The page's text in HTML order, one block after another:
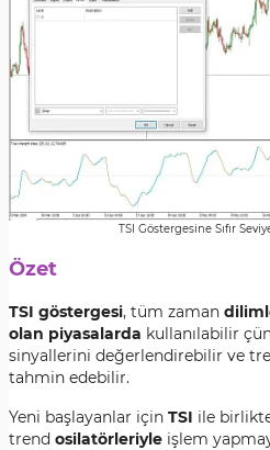
TSI Göstergesine Sıfır
Özet
TSI göstergesi, tüm zaman
olan piyasalarda kullanılabilir
sinyallerini değerlendirebilir ve
tahmin edebilir.
Yeni başlayanlar için TSI ile
trend osilatörleriyle işlem